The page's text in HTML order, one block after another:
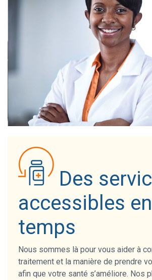
Des
accessibles
temps
Nous sommes là pour vous aider à
traitement et la manière de prendre
afin que votre santé s’améliore. Nos